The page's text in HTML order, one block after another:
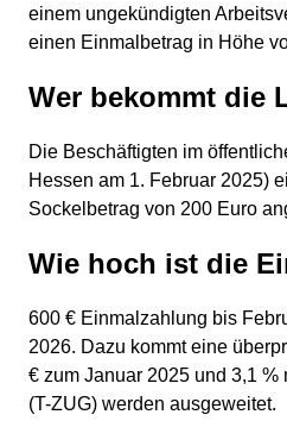
einem ungekündigten
einen Einmalbetrag in Höhe
Wer bekommt die
Die Beschäftigten im
Hessen am 1. Februar 2025)
Sockelbetrag von 200 Euro
Wie hoch ist die
600 € Einmalzahlung bis
2026. Dazu kommt eine
€ zum Januar 2025 und 3,1
(T-ZUG) werden ausgeweitet.